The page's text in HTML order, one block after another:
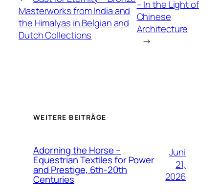
Masterworks from India and
the Himalyas in Belgian and
Dutch Collections
– In the Light of
Chinese
Architecture
→
WEITERE BEITRÄGE
Adorning the Horse –
Equestrian Textiles for Power
and Prestige, 6th-20th
Centuries
Juni
21,
2026